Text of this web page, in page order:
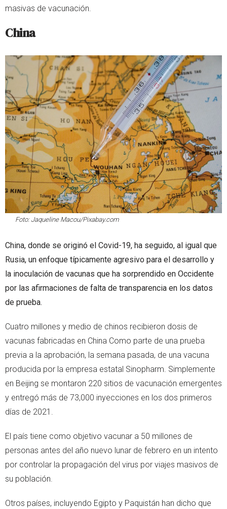
masivas de vacunación.
China
Foto: Jaqueline Macou/Pixabay.com
China, donde se originó el Covid-19, ha seguido, al igual que
Rusia, un enfoque típicamente agresivo para el desarrollo y
la inoculación de vacunas que ha sorprendido en Occidente
por las afirmaciones de falta de transparencia en los datos
de prueba.
Cuatro millones y medio de chinos recibieron dosis de
vacunas fabricadas en China Como parte de una prueba
previa a la aprobación, la semana pasada, de una vacuna
producida por la empresa estatal Sinopharm. Simplemente
en Beijing se montaron 220 sitios de vacunación emergentes
y entregó más de 73,000 inyecciones en los dos primeros
días de 2021.
El país tiene como objetivo vacunar a 50 millones de
personas antes del año nuevo lunar de febrero en un intento
por controlar la propagación del virus por viajes masivos de
su población.
Otros países, incluyendo Egipto y Paquistán han dicho que